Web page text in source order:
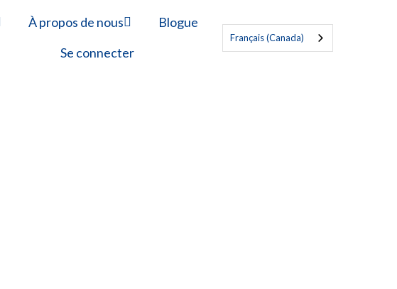
À propos de nous
Blogue
Se connecter
Français (Canada)